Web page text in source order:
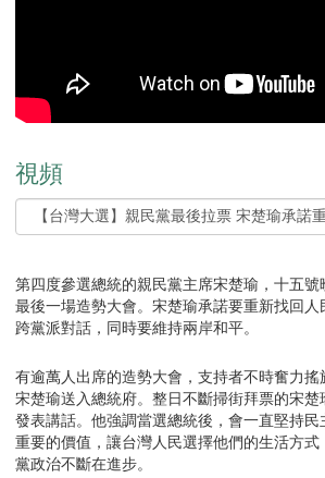
視頻
第四度參選總統的親民黨主席宋楚瑜，十五
最後一場造勢大會。宋楚瑜承諾要重新找回
跨黨派對話，同時要維持兩岸和平。
有逾萬人出席的造勢大會，支持者不時奮力
宋楚瑜送入總統府。整日不斷掃街拜票的宋
發表講話。他強調當選總統後，會一直堅持
重要的價值，讓台灣人民選擇他們的生活方
黨政治不斷在進步。